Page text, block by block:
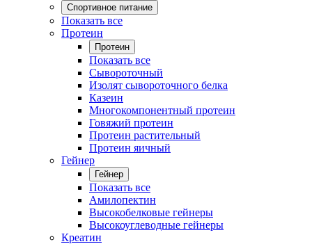
Спортивное питание
Показать все
Протеин
Протеин
Показать все
Сывороточный
Изолят сывороточного белка
Казеин
Многокомпонентный протеин
Говяжий протеин
Протеин растительный
Протеин яичный
Гейнер
Гейнер
Показать все
Амилопектин
Высокобелковые гейнеры
Высокоуглеводные гейнеры
Креатин